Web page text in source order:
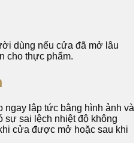
dùng nếu cửa đã mở lâu
cho thực phẩm.
ngay lập tức bằng hình ảnh và
sự sai lệch nhiệt độ không
cửa được mở hoặc sau khi